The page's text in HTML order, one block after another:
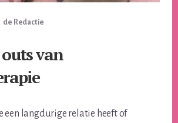
de Redactie
van
een langdurige relatie heeft of